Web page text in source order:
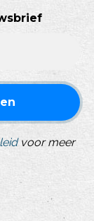
voor meer